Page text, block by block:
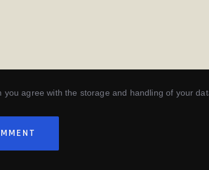
you agree with the storage and handling of your